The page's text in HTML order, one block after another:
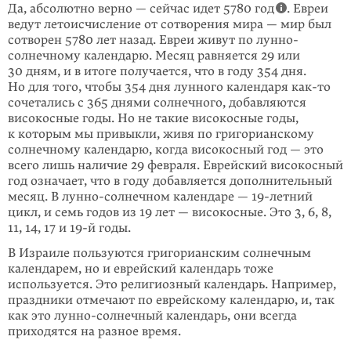
Да, абсолютно верно — сейчас идет 5780 год
. Евреи
ведут летоисчисление от сотво­рения мира — мир был
сотворен 5780 лет назад. Евреи живут по лунно-
солнечному календарю. Месяц равняется 29 или
30 дням, и в итоге получается, что в году 354 дня.
Но для того, чтобы 354 дня лунного календаря как-то
соче­тались с 365 днями солнечного, добавляются
високосные годы. Но не такие високосные годы,
к которым мы привыкли, живя по григорианскому
солнеч­ному календарю, когда високосный год — это
всего лишь наличие 29 фев­раля. Еврейский високосный
год означает, что в году добавляется дополни­тельный
месяц. В лунно-солнечном календаре — 19-летний
цикл, и семь годов из 19 лет — ви­со­косные. Это 3, 6, 8,
11, 14, 17 и 19-й годы.
В Израиле пользуются григорианским солнечным
календарем, но и еврейский календарь тоже
используется. Это рели­гиозный календарь. Например,
празд­ники отмечают по еврейскому календарю, и, так
как это лунно-солнечный календарь, они всегда
приходятся на разное время.